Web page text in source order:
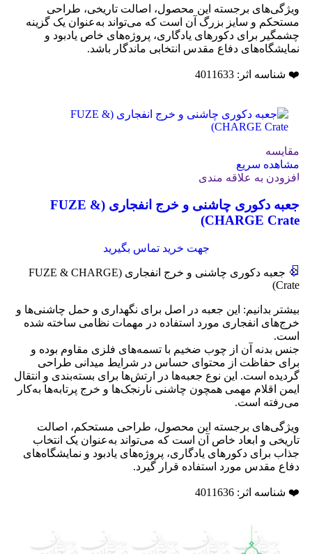
ویژگی‌های برجسته این محصول، اصالت تاریخی، طراحی
مستحکم و سایز بزرگ آن است که می‌تواند به‌عنوان یک گزینه
چشمگیر برای دکورهای یادگاری، پروژه‌های خاص یادبود و
نمایشگاه‌های دفاع مقدس انتخابی ماندگار باشد.
❤️ شناسه اثر: 4011633
مقایسه
مشاهده سریع
افزودن به علاقه مندی
جعبه دکوری چاشنی و خرج انفجاری (FUZE &
CHARGE Crate)
جهت خرید تماس بگیرید
💠 جعبه دکوری چاشنی و خرج انفجاری (FUZE & CHARGE
Crate)
بیشتر بدانیم: این جعبه در اصل برای نگهداری و حمل چاشنی‌ها و
خرج‌های انفجاری مورد استفاده در مهمات نظامی ساخته شده
است.
جنس بدنه آن از چوب ضخیم با تسمه‌های فلزی مقاوم بوده و
برای حفاظت از محتوای حساس در شرایط میدانی طراحی
گردیده است. این نوع جعبه‌ها در ارتش‌ها برای بسته‌بندی و انتقال
ایمن اقلام مهمی همچون چاشنی نارنجک‌ها و خرج پرتابه‌ها به‌کار
می‌رفته است.
ویژگی‌های برجسته این محصول، طراحی مستحکم، اصالت
تاریخی و ابعاد خاص آن است که می‌تواند به‌عنوان یک انتخاب
جذاب برای دکورهای یادگاری، پروژه‌های یادبود و نمایشگاه‌های
دفاع مقدس مورد استفاده قرار گیرد.
❤️ شناسه اثر: 4011636